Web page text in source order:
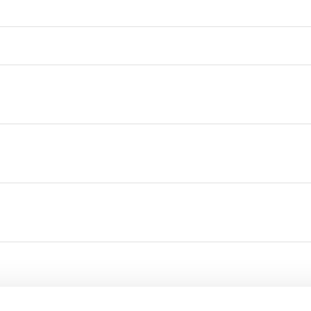
och finns att få i två storlekar, 40 alternativt 50 cm i